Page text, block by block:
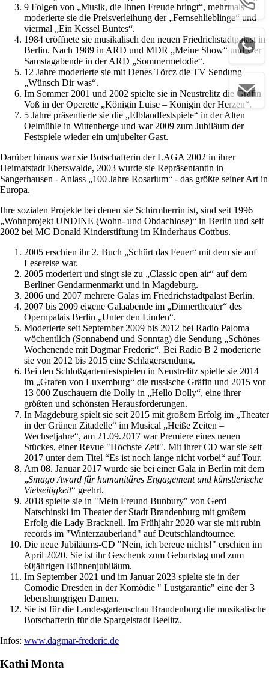
9 Folgen von „Musik, die Ihnen Freude bringt“, mehrmals
moderierte sie die Preisverleihung der „Fernsehlieblinge“ und
viermal „Ein Kessel Buntes“.
1984 eröffnete sie musikalisch den neuen Friedrichstadtpalast in
Berlin. Nach 1989 in ARD und MDR „Meine Show“ und vier
Samstagabende in der ARD „Sommermelodie“.
12 Jahre moderierte sie mit Denes Törcz die TV Sendung
„Wünsch Dir was“.
Im Sommer 2001 und 2002 spielte sie in Neustrelitz die Gräfin
Voß in der Operette „Königin Luise – Königin der Herzen“.
5 Jahre präsentierte sie die „Elblandfestspiele“ in der Alten
Oelmühle in Wittenberge und war 2009 zum Jubiläum der
Festspiele wieder ein umjubelter Gast.
Darüber hinaus war sie Botschafterin der LAGA 2002 in ihrer
Heimatstadt Eberswalde, 2003 wurde sie Repräsentantin in
Sangerhausen - Anlass „100 Jahre Rosarium“ - das größte seiner Art in
Europa.
Ihre sozialen Projekte bei denen sie Schirmherrin ist, sind seit 1996
„Wohnprojekt UNDINE (Wohn- und Obdachlose)“ in Berlin und seit
2002 bei MC Donald Kinderstiftung im Kinderhaus Cottbus.
2005 erschien ihr 2. Buch „Schürt das Feuer“ mit dem sie auf
Lesereise war.
2005 moderiert und singt sie zu „Classic open air“ auf dem
Berliner Gendarmenmarkt und in Magdeburg.
2006 und 2007 mehrere Galas im Friedrichstadtpalast Berlin.
2007 bis 2009 eigene Galaabende im „Dinnertheater“ des
Opernpalais Berlin „Unter den Linden“.
Moderierte seit September 2009 bis 2012 bei Radio Paloma
wöchentlich (Sonnabend und Sonntag) die Sendung „Schönes
Wochenende mit Dagmar Frederic“. Bei Radio B 2 moderierte
sie von 2012 bis 2015 eine Schlagersendung.
Bei den Schloßgartenfestspielen in Neustrelitz spielte sie 2014
im „Grafen von Luxemburg“ die russische Gräfin und 2015 vor
13 000 Zuschauern die Dolly in „Hello Dolly“, eine ihrer
größten und schönsten Herausforderungen.
In Magdeburg spielt sie seit 2015 mit großem Erfolg im „Theater
in der Grünen Zitadelle“ im Musical „Heiße Zeiten –
Wechseljahre“, am 21.09.2017 war Premiere eines neuen
Stückes, einer Revue "Höchste Zeit". Mit ihrer CD war sie seit
2017 unter dem Titel “Es ist noch lange nicht vorbei“ auf Tour.
Am 08. Januar 2017 wurde sie bei einer Gala in Berlin mit dem
„Smago Award für humanitäres Engagement und künstlerische
Vielseitigkeit“ geehrt.
2018 spielte sie in "Mein Freund Bunbury" von Gerd
Natschinski im Theater der Stadt Brandenburg mit großem
Erfolg die Lady Bracknell. Im Frühjahr 2020 war sie mit rubin
records im "Winterzauberland" auf Deutschlandtournee.
Die neue Jubiläums-CD "Nein, ich bereue nichts!" erschien im
April 2020. Sie ist ihr Geschenk zum Geburtstag und zum
60jährigen Bühnenjubiläum.
Im September 2021 und im Januar 2023 spielte sie in der
Comödie Dresden in der Komödie " Lustgarantie" eine der 3
lebenshungrigen Damen.
Sie ist für die Landesgartenschau Brandenburg die musikalische
Botschafterin für die Spargelstadt Beelitz.
Infos: www.dagmar-frederic.de
Kathi Monta